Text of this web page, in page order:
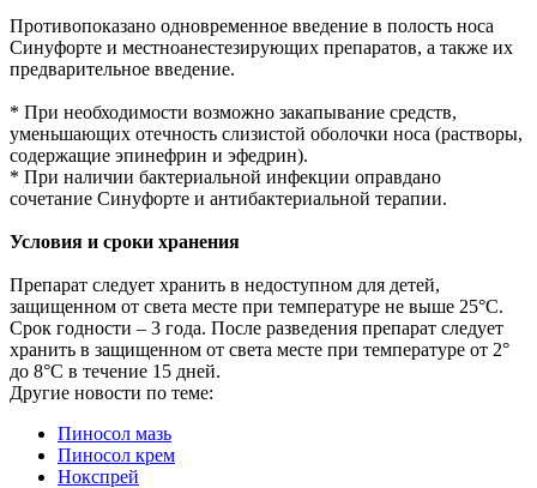
Противопоказано одновременное введение в полость носа
Синуфорте и местноанестезирующих препаратов, а также их
предварительное введение.
* При необходимости возможно закапывание средств,
уменьшающих отечность слизистой оболочки носа (растворы,
содержащие эпинефрин и эфедрин).
* При наличии бактериальной инфекции оправдано
сочетание Синуфорте и антибактериальной терапии.
Условия и сроки хранения
Препарат следует хранить в недоступном для детей,
защищенном от света месте при температуре не выше 25°С.
Срок годности – 3 года. После разведения препарат следует
хранить в защищенном от света месте при температуре от 2°
до 8°С в течение 15 дней.
Другие новости по теме:
Пиносол мазь
Пиносол крем
Нокспрей